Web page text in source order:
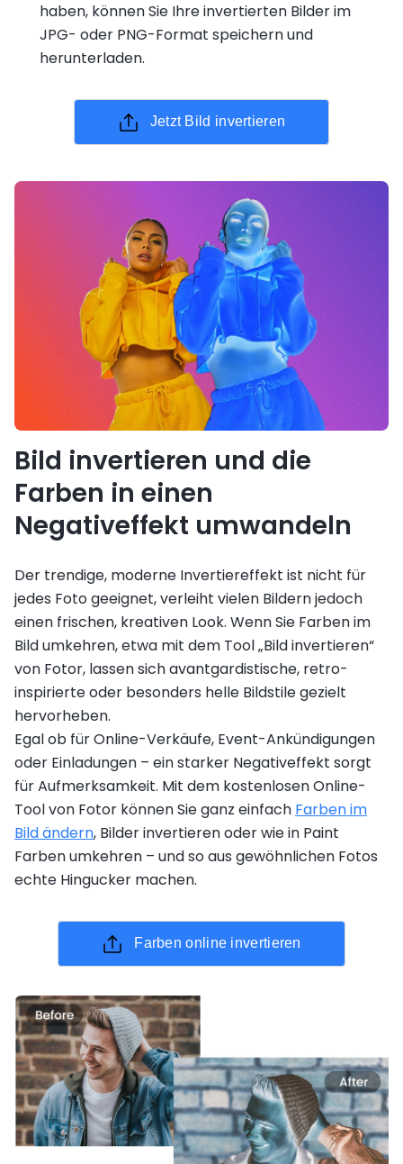
haben, können Sie Ihre invertierten Bilder im
JPG- oder PNG-Format speichern und
herunterladen.
Jetzt Bild invertieren
Bild invertieren und die
Farben in einen
Negativeffekt umwandeln
Der trendige, moderne Invertiereffekt ist nicht für
jedes Foto geeignet, verleiht vielen Bildern jedoch
einen frischen, kreativen Look. Wenn Sie Farben im
Bild umkehren, etwa mit dem Tool „Bild invertieren“
von Fotor, lassen sich avantgardistische, retro-
inspirierte oder besonders helle Bildstile gezielt
hervorheben.
Egal ob für Online-Verkäufe, Event-Ankündigungen
oder Einladungen – ein starker Negativeffekt sorgt
für Aufmerksamkeit. Mit dem kostenlosen Online-
Tool von Fotor können Sie ganz einfach Farben im
Bild ändern, Bilder invertieren oder wie in Paint
Farben umkehren – und so aus gewöhnlichen Fotos
echte Hingucker machen.
Farben online invertieren